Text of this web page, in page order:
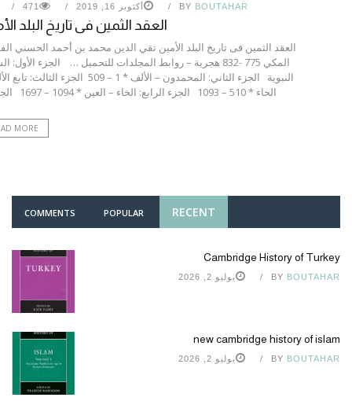
BY BOUTAHAR أكتوبر 16, 2019 471
العقد الثمين فى تاريخ البلد
العقد الثمين فى تاريخ البلد الأمين تقي الدين محمد بن أحمد الحسني
المكي 775 -832 هجرية – روابط المجلدات للتحميل … الجزء الأول:
النبوية الجزء الثاني: المحمدون – الألف * 1 – 509 الجزء
الحاء * 510 – 1093 الجزء الرابع: الخاء – العين * 1094 – 1697 الجزء ...
MORE
RECENT
POPULAR
COMMENTS
Cambridge History of Turkey
BY BOUTAHAR يوليو 2, 2026
new cambridge history of islam
BY BOUTAHAR يوليو 2, 2026